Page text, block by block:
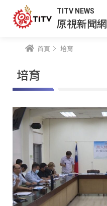
TITV NEWS
原視新聞網
首頁 培育
培育